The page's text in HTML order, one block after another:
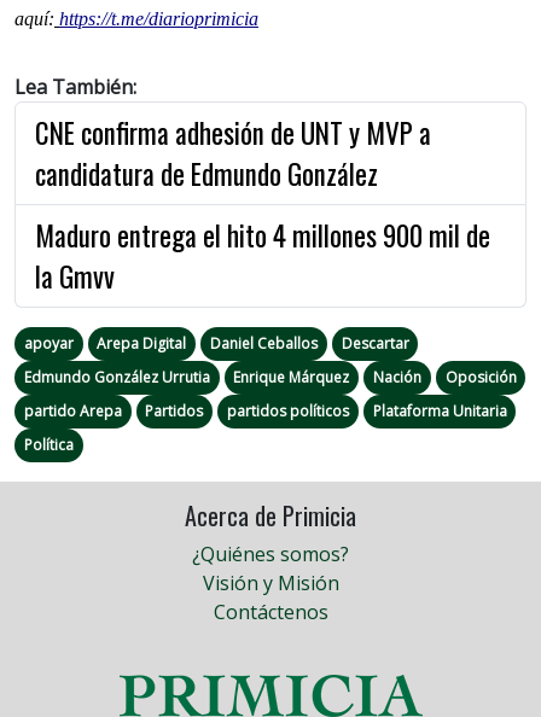
aquí: https://t.me/diarioprimicia
Lea También:
CNE confirma adhesión de UNT y MVP a
candidatura de Edmundo González
Maduro entrega el hito 4 millones 900 mil de
la Gmvv
apoyar Arepa Digital Daniel Ceballos
Descartar
Edmundo González Urrutia
Enrique Márquez Nación
Oposición
partido Arepa
Partidos partidos políticos
Plataforma Unitaria
Política
Acerca de Primicia
¿Quiénes somos?
Visión y Misión
Contáctenos